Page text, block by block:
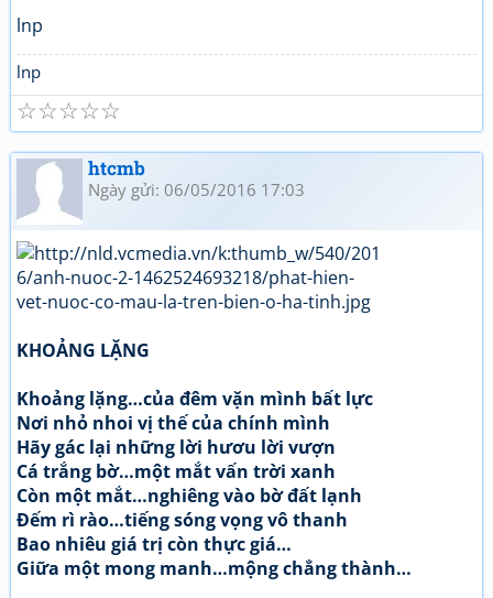
lnp
lnp
☆
☆
☆
☆
☆
htcmb
Ngày gửi: 06/05/2016 17:03
KHOẢNG LẶNG
Khoảng lặng…của đêm vặn mình bất lực
Nơi nhỏ nhoi vị thế của chính mình
Hãy gác lại những lời hươu lời vượn
Cá trắng bờ…một mắt vấn trời xanh
Còn một mắt…nghiêng vào bờ đất lạnh
Đếm rì rào…tiếng sóng vọng vô thanh
Bao nhiêu giá trị còn thực giá…
Giữa một mong manh…mộng chẳng thành…